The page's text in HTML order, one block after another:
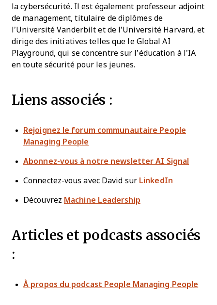
la cybersécurité. Il est également professeur adjoint
de management, titulaire de diplômes de
l’Université Vanderbilt et de l’Université Harvard, et
dirige des initiatives telles que le Global AI
Playground, qui se concentre sur l’éducation à l’IA
en toute sécurité pour les jeunes.
Liens associés :
Rejoignez le forum communautaire People
Managing People
Abonnez-vous à notre newsletter AI Signal
Connectez-vous avec David sur LinkedIn
Découvrez Machine Leadership
Articles et podcasts associés
:
À propos du podcast People Managing People